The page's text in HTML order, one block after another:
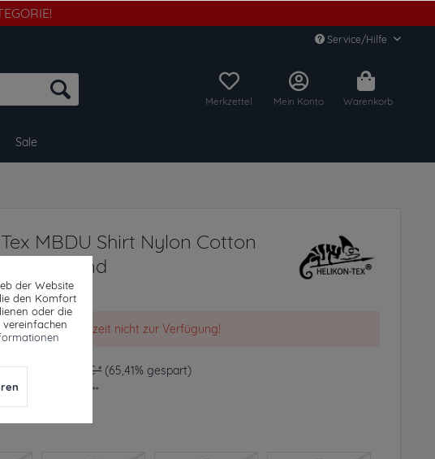
Service/Hilfe
Merkzettel Mein Konto Warenkorb
Sale
MBDU Shirt Nylon Cotton
Army Hemd
Artikel steht derzeit nicht zur Verfügung!
* 78,90 € * (65,41% gespart)
versandkostenfrei**
nicht lieferbar
der Website
den Komfort
oder die
vereinfachen